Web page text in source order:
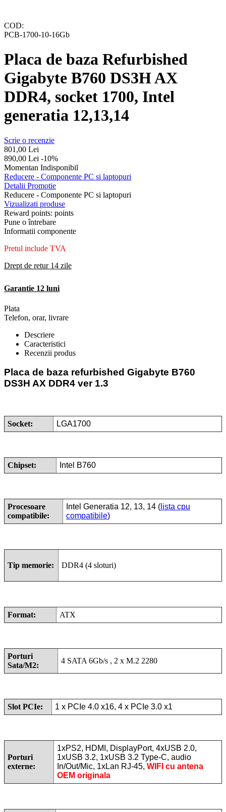
COD:
PCB-1700-10-16Gb
Placa de baza Refurbished
Gigabyte B760 DS3H AX
DDR4, socket 1700, Intel
generatia 12,13,14
Scrie o recenzie
801,00 Lei
890,00 Lei -10%
Momentan Indisponibil
Reducere - Componente PC si laptopuri
Detalii Promotie
Reducere - Componente PC si laptopuri
Vizualizati produse
Reward points: points
Pune o întrebare
Informatii componente
Pretul include TVA
Drept de retur 14 zile
Garantie 12 luni
Plata
Telefon, orar, livrare
Descriere
Caracteristici
Recenzii produs
Placa de baza refurbished Gigabyte B760
DS3H AX DDR4 ver 1.3
Socket: LGA1700
Chipset: Intel B760
Procesoare
compatibile:
Intel Generatia 12, 13, 14 ( lista cpu
compatibile)
Tip memorie: DDR4 (4 sloturi)
Format: ATX
Porturi
Sata/M2:
4 SATA 6Gb/s , 2 x M.2 2280
Slot PCIe: 1 x PCIe 4.0 x16, 4 x PCIe 3.0 x1
Porturi
externe:
1xPS2, HDMI, DisplayPort, 4xUSB 2.0,
1xUSB 3.2, 1xUSB 3.2 Type-C, audio
In/Out/Mic, 1xLan RJ-45, WIFI cu antena
OEM originala